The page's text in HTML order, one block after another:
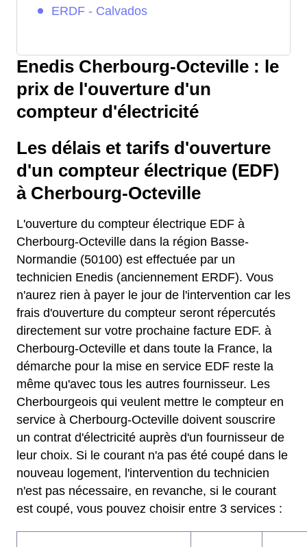
ERDF - Calvados
Enedis Cherbourg-Octeville : le
prix de l'ouverture d'un
compteur d'électricité
Les délais et tarifs d'ouverture
d'un compteur électrique (EDF)
à Cherbourg-Octeville
L'ouverture du compteur électrique EDF à
Cherbourg-Octeville dans la région Basse-
Normandie (50100) est effectuée par un
technicien Enedis (anciennement ERDF). Vous
n'aurez rien à payer le jour de l'intervention car les
frais d'ouverture du compteur seront répercutés
directement sur votre prochaine facture EDF. à
Cherbourg-Octeville et dans toute la France, la
démarche pour la mise en service EDF reste la
même qu'avec tous les autres fournisseur. Les
Cherbourgeois qui veulent mettre le compteur en
service à Cherbourg-Octeville doivent souscrire
un contrat d'électricité auprès d'un fournisseur de
leur choix. Si le courant n'a pas été coupé dans le
nouveau logement, l'intervention du technicien
n'est pas nécessaire, en revanche, si le courant
est coupé, vous pouvez choisir entre 3 services :